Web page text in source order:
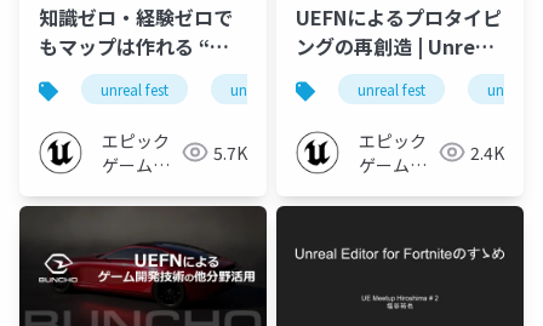
知識ゼロ・経験ゼロで
もマップは作れる “作
り続ける”ことで見えて
きた道 | Unreal Fest
Tokyo 2025
unreal fest unreal fest tokyo 2025
エピック
ゲームズ
5.7K
UEFNによるプロタイピ
ングの再創造 | Unreal
Fest Tokyo 2025
unreal fest unreal
エピック
ゲームズ
2.4K